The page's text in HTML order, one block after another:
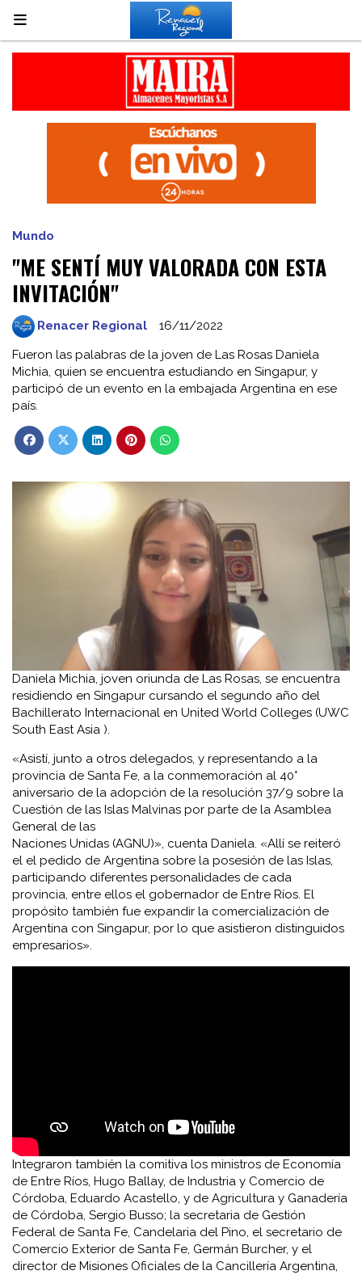
"ME SENTÍ MUY VALORADA CON ESTA
INVITACIÓN"
Fueron las palabras de la joven de Las Rosas Daniela
Michia, quien se encuentra estudiando en Singapur, y
participó de un evento en la embajada Argentina en ese
país.
Mundo
16/11/2022
Renacer Regional
Daniela Michia, joven oriunda de Las Rosas, se encuentra
residiendo en Singapur cursando el segundo año del
Bachillerato Internacional en United World Colleges (UWC
South East Asia ).
«Asistí, junto a otros delegados, y representando a la
provincia de Santa Fe, a la conmemoración al 40°
aniversario de la adopción de la resolución 37/9 sobre la
Cuestión de las Islas Malvinas por parte de la Asamblea
General de las
Naciones Unidas (AGNU)», cuenta Daniela. «Allí se reiteró
el el pedido de Argentina sobre la posesión de las Islas,
participando diferentes personalidades de cada
provincia, entre ellos el gobernador de Entre Ríos. El
propósito también fue expandir la comercialización de
Argentina con Singapur, por lo que asistieron distinguidos
empresarios».
Integraron también la comitiva los ministros de Economía
de Entre Ríos, Hugo Ballay, de Industria y Comercio de
Córdoba, Eduardo Acastello, y de Agricultura y Ganadería
de Córdoba, Sergio Busso; la secretaria de Gestión
Federal de Santa Fe, Candelaria del Pino, el secretario de
Comercio Exterior de Santa Fe, Germán Burcher, y el
director de Misiones Oficiales de la Cancillería Argentina,